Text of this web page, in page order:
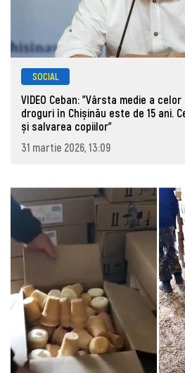
SOCIAL
VIDEO Ceban: "Vârsta medie a
droguri în Chișinău este de 15 ani.
și salvarea copiilor"
31 martie 2026, 13:09